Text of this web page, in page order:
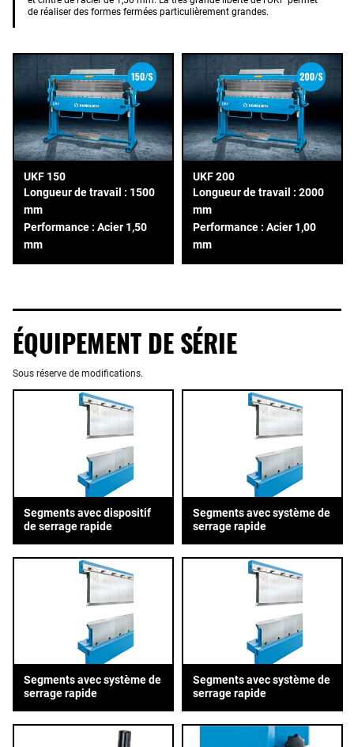
de réaliser des formes fermées particulièrement grandes.
UKF 150
Longueur de travail : 1500
mm
Performance : Acier 1,50
mm
UKF 200
Longueur de travail : 2000
mm
Performance : Acier 1,00
mm
ÉQUIPEMENT DE SÉRIE
Sous réserve de modifications.
Segments avec dispositif
de serrage rapide
Segments avec système de
serrage rapide
Segments avec système de
serrage rapide
Segments avec système de
serrage rapide